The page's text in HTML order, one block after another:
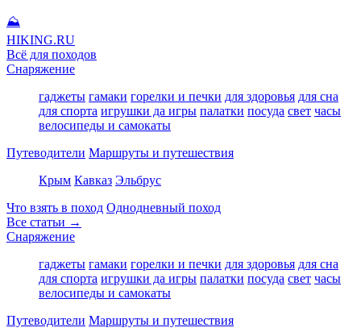
⛰
HIKING.RU
Всё для походов
Снаряжение
гаджеты гамаки горелки и печки для здоровья для сна
для спорта игрушки да игры палатки посуда свет часы
велосипеды и самокаты
Путеводители Маршруты и путешествия
Крым Кавказ Эльбрус
Что взять в поход Однодневный поход
Все статьи →
Снаряжение
гаджеты гамаки горелки и печки для здоровья для сна
для спорта игрушки да игры палатки посуда свет часы
велосипеды и самокаты
Путеводители Маршруты и путешествия